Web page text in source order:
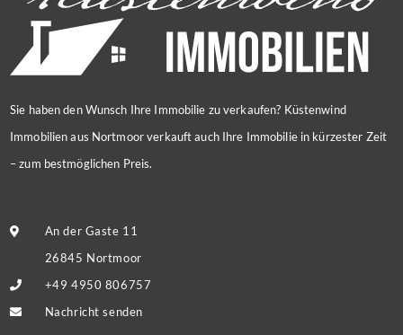
Sie haben den Wunsch Ihre Immobilie zu verkaufen? Küstenwind
Immobilien aus Nortmoor verkauft auch Ihre Immobilie in kürzester Zeit
– zum bestmöglichen Preis.
An der Gaste 11
26845 Nortmoor
+49 4950 806757
Nachricht senden